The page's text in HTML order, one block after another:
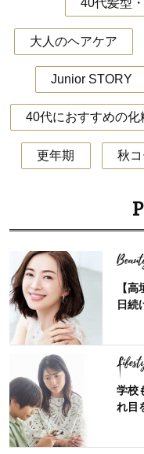
40代髪型
大人のヘアケア
Junior STORY
更年期 秋
【
日続
学校
れ目